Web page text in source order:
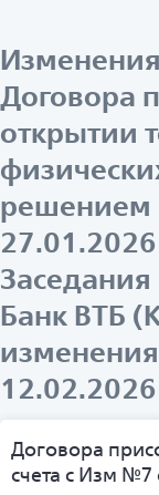
Договора
открытии
решением
Банк ВТБ
изменения
Договора
счета с Изм №7